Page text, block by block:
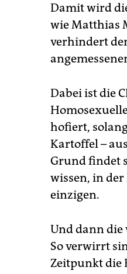
Damit wird
wie Matthias
verhindert
Dabei ist die
hofiert,
Kartoffel –
Grund findet
wissen, in
einzigen.
Und dann
So verwirrt
Zeitpunkt die